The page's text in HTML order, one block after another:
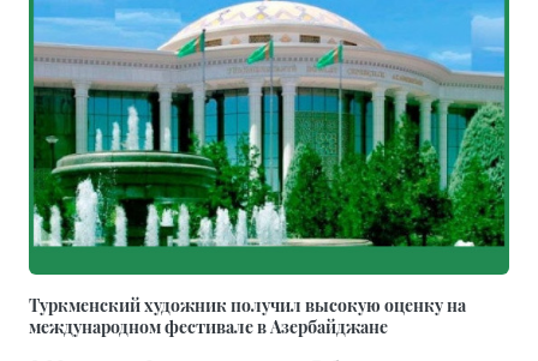
Туркменский художник получил высокую оценку на
международном фестивале в Азербайджане